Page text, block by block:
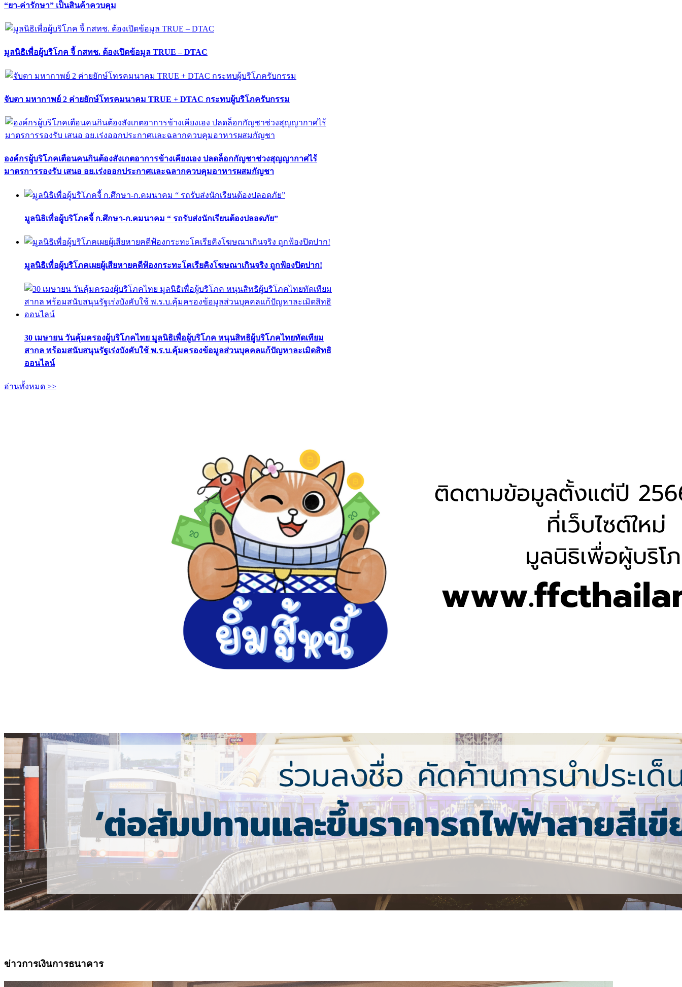
“ยา-ค่ารักษา” เป็นสินค้าควบคุม
มูลนิธิเพื่อผู้บริโภค จี้ กสทช. ต้องเปิดข้อมูล TRUE – DTAC
จับตา มหากาพย์ 2 ค่ายยักษ์โทรคมนาคม TRUE + DTAC กระทบผู้บริโภครับกรรม
องค์กรผู้บริโภคเตือนคนกินต้องสังเกตอาการข้างเคียงเอง ปลดล็อกกัญชาช่วงสุญญากาศไร้
มาตรการรองรับ เสนอ อย.เร่งออกประกาศและฉลากควบคุมอาหารผสมกัญชา
มูลนิธิเพื่อผู้บริโภคจี้ ก.ศึกษา-ก.คมนาคม “ รถรับส่งนักเรียนต้องปลอดภัย”
มูลนิธิเพื่อผู้บริโภคเผยผู้เสียหายคดีฟ้องกระทะโคเรียคิงโฆษณาเกินจริง ถูกฟ้องปิดปาก!
30 เมษายน วันคุ้มครองผู้บริโภคไทย มูลนิธิเพื่อผู้บริโภค หนุนสิทธิผู้บริโภคไทยทัดเทียม
สากล พร้อมสนับสนุนรัฐเร่งบังคับใช้ พ.ร.บ.คุ้มครองข้อมูลส่วนบุคคลแก้ปัญหาละเมิดสิทธิ
ออนไลน์
อ่านทั้งหมด >>
ข่าวการเงินการธนาคาร